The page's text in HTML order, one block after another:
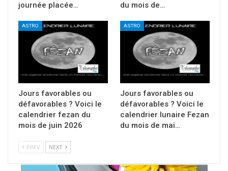
journée placée…
du mois de…
ASTRO
Jours favorables ou
défavorables ? Voici le
calendrier fezan du
mois de juin 2026
ASTRO
Jours favorables ou
défavorables ? Voici le
calendrier lunaire Fezan
du mois de mai…
PREV NEXT